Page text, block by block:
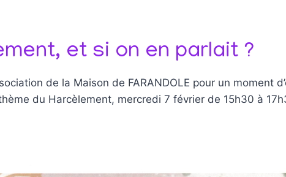
et si on en parlait ?
de la Maison de FARANDOLE pour un moment
du Harcèlement, mercredi 7 février de 15h30 à